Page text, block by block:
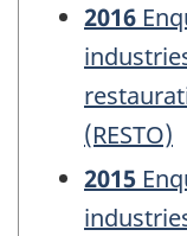
2016
(RESTO)
2015